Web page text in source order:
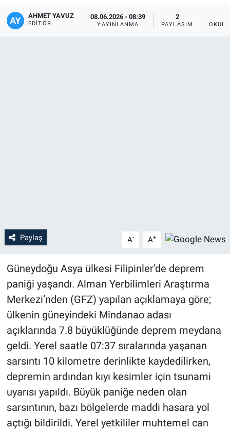
AHMET YAVUZ
EDITÖR
08.06.2026 - 08:39
YAYINLANMA
2
PAYLAŞIM
Paylaş A- A+
Güneydoğu Asya ülkesi Filipinler’de deprem
paniği yaşandı. Alman Yerbilimleri Araştırma
Merkezi’nden (GFZ) yapılan açıklamaya göre;
ülkenin güneyindeki Mindanao adası
açıklarında 7.8 büyüklüğünde deprem meydana
geldi. Yerel saatle 07:37 sıralarında yaşanan
sarsıntı 10 kilometre derinlikte kaydedilirken,
depremin ardından kıyı kesimler için tsunami
uyarısı yapıldı. Büyük paniğe neden olan
sarsıntının, bazı bölgelerde maddi hasara yol
açtığı bildirildi. Yerel yetkililer muhtemel can